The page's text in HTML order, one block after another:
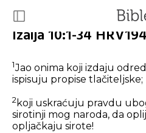
Izaija 10:1-34
1Jao onima koji izdaju
ispisuju propise tlačiteljske;
2 koji uskraćuju pravdu
sirotinji mog naroda, da
opljačkaju sirote!